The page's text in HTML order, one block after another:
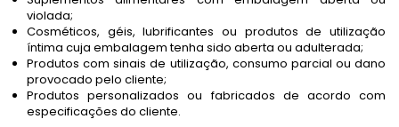
violada;
Cosméticos, géis, lubrificantes ou produtos de utilização
íntima cuja embalagem tenha sido aberta ou adulterada;
Produtos com sinais de utilização, consumo parcial ou dano
provocado pelo cliente;
Produtos personalizados ou fabricados de acordo com
especificações do cliente.